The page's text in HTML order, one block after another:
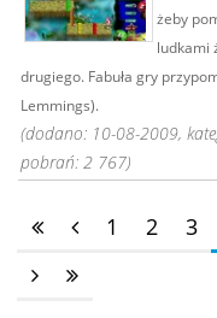
żeby
ludkami
drugiego. Fabuła gry
Lemmings).
(dodano: 10-08-2009,
pobrań: 2 767)
1 2 3